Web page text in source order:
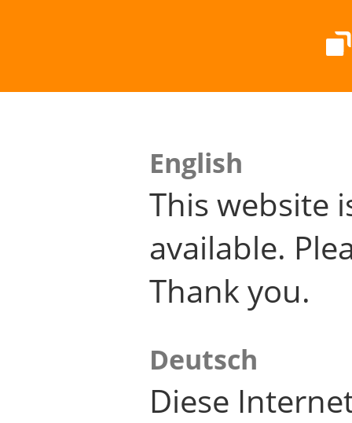
English
This website
available.
Thank you.
Deutsch
Diese